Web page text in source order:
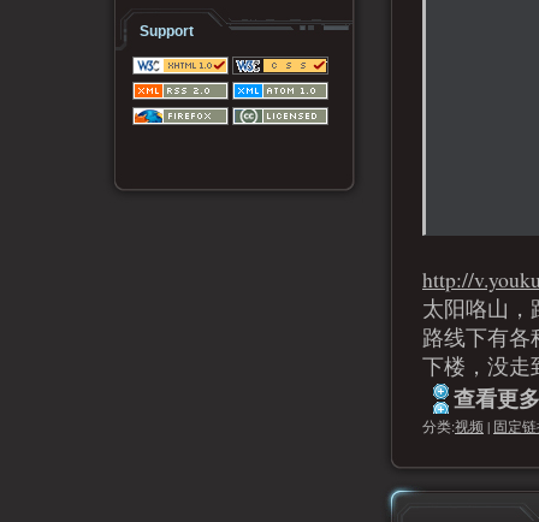
http://
太阳咯山，
路线下有各
下楼，没走
查看更
分类:视频| 固定
Support